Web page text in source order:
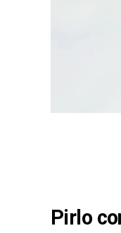
Pirlo